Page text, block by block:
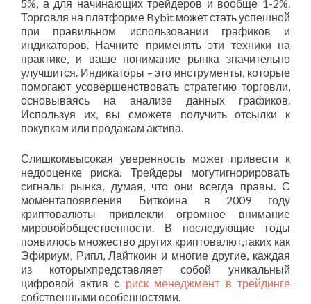
5%, а для начинающих трейдеров и вообще 1-2%.
Торговля на платформе Bybit может стать успешной
при правильном использовании графиков и
индикаторов. Начните применять эти техники на
практике, и ваше понимание рынка значительно
улучшится. Индикаторы – это инструменты, которые
помогают усовершенствовать стратегию торговли,
основываясь на анализе данных графиков.
Используя их, вы сможете получить отсылки к
покупкам или продажам актива.
Слишкомвысокая уверенность может привести к
недооценке риска. Трейдеры могутигнорировать
сигналы рынка, думая, что они всегда правы. С
моментапоявления Биткоина в 2009 году
криптовалюты привлекли огромное внимание
мировойобщественности. В последующие годы
появилось множество других криптовалют,таких как
Эфириум, Рипл, Лайткоин и многие другие, каждая
из которыхпредставляет собой уникальный
цифровой актив с риск менеджмент в трейдинге
собственными особенностями.